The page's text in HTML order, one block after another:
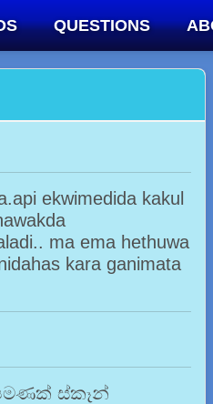
QUESTIONS
ekwimedida kakul
ma ema hethuwa
kara ganimata
ස්කෑන්